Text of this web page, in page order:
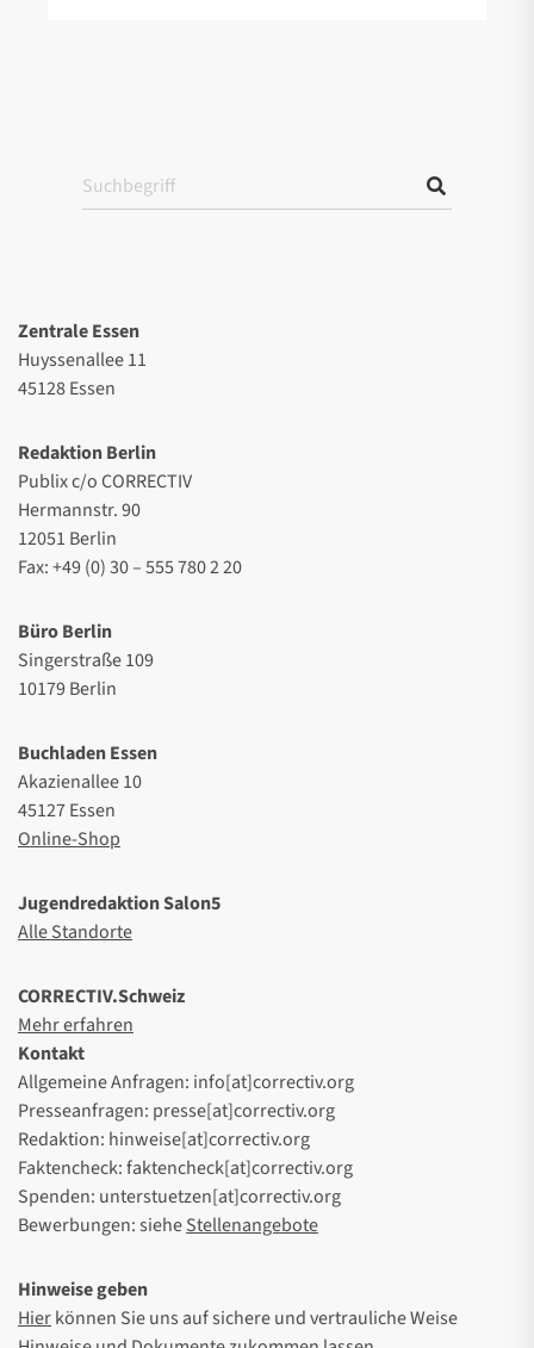
Zentrale Essen
Huyssenallee 11
45128 Essen
Redaktion Berlin
Publix c/o CORRECTIV
Hermannstr. 90
12051 Berlin
Fax: +49 (0) 30 – 555 780 2 20
Büro Berlin
Singerstraße 109
10179 Berlin
Buchladen Essen
Akazienallee 10
45127 Essen
Online-Shop
Jugendredaktion Salon5
Alle Standorte
CORRECTIV.Schweiz
Mehr erfahren
Kontakt
Allgemeine Anfragen: info[at]correctiv.org
Presseanfragen: presse[at]correctiv.org
Redaktion: hinweise[at]correctiv.org
Faktencheck: faktencheck[at]correctiv.org
Spenden: unterstuetzen[at]correctiv.org
Bewerbungen: sieheStellenangebote
Hinweise geben
Hierkönnen Sie uns auf sichere und vertrauliche Weise